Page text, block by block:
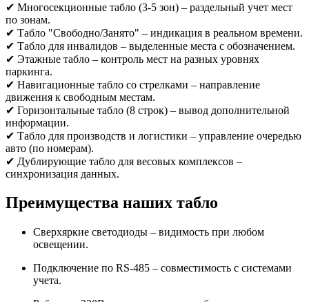
✔ Многосекционные табло (3-5 зон) – раздельный учет мест
по зонам.
✔ Табло "Свободно/Занято" – индикация в реальном времени.
✔ Табло для инвалидов – выделенные места с обозначением.
✔ Этажные табло – контроль мест на разных уровнях
паркинга.
✔ Навигационные табло со стрелками – направление
движения к свободным местам.
✔ Горизонтальные табло (8 строк) – вывод дополнительной
информации.
✔ Табло для производств и логистики – управление очередью
авто (по номерам).
✔ Дублирующие табло для весовых комплексов –
синхронизация данных.
Преимущества наших табло
Сверхяркие светодиоды – видимость при любом
освещении.
Подключение по RS-485 – совместимость с системами
учета.